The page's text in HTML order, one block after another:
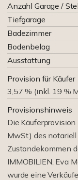
Anzahl Garage /
Tiefgarage
Badezimmer
Bodenbelag
Ausstattung
Provision für Käufer
3,57 % (inkl. 19 %
Provisionshinweis
Die
MwSt.) des
Zustandekommen
IMMOBILIEN, Eva
wurde eine